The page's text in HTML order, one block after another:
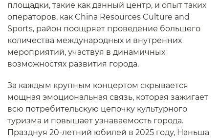
площадки, такие как данный центр, и опыт таких
операторов, как China Resources Culture and
Sports, район поощряет проведение большего
количества международных и внутренних
мероприятий, участвуя в динамичных
возможностях развития города.
За каждым крупным концертом скрывается
мощная эмоциональная связь, которая зажигает
всю потребительскую цепочку культурного
туризма и повышает узнаваемость города.
Празднуя 20-летний юбилей в 2025 году, Наньша